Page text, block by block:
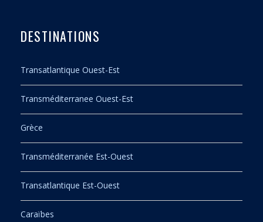
DESTINATIONS
Transatlantique Ouest-Est
Transméditerranee Ouest-Est
Grèce
Transméditerranée Est-Ouest
Transatlantique Est-Ouest
Caraïbes